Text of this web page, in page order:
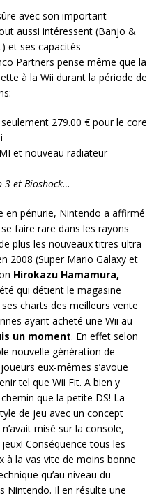
avec son important
aussi intéressent (Banjo &
et ses capacités
Partners pense même que la
à la Wii durant la période de
279.00 € pour le core
et nouveau radiateur
et Bioshock…
en pénurie, Nintendo a affirmé
faire rare dans les rayons
plus les nouveaux titres ultra
2008 (Super Mario Galaxy et
Hirokazu Hamamura,
qui détient le magasine
charts des meilleurs vente
ayant acheté une Wii au
un moment. En effet selon
nouvelle génération de
eux-mêmes s’avoue
tel que Wii Fit. A bien y
que la petite DS! La
de jeu avec un concept
misé sur la console,
Conséquence tous les
à la vas vite de moins bonne
qu’au niveau du
Nintendo. Il en résulte une